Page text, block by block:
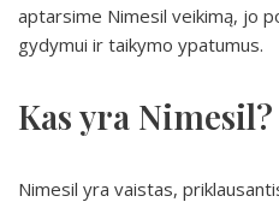
aptarsime Nimesil veikimą, jo
gydymui ir taikymo ypatumus.
Kas yra Nimesil?
Nimesil yra vaistas,